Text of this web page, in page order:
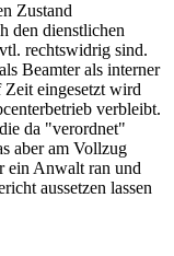
Zustand
den dienstlichen
rechtswidrig sind.
Beamter als interner
eingesetzt wird
verbleibt.
da "verordnet"
aber am Vollzug
ein Anwalt ran und
aussetzen lassen